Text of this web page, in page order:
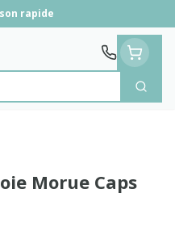
rapide
Morue Caps